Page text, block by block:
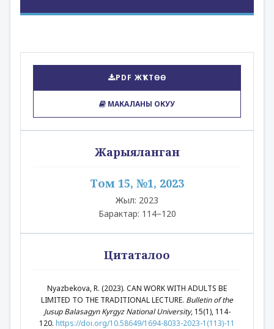
PDF ЖҮКТӨӨ
МАКАЛАНЫ ОКУУ
Жарыяланган
Том 15, №1, 2023
Жыл: 2023
Барактар: 114–120
Цитаталоо
Nyazbekova, R. (2023). CAN WORK WITH ADULTS BE
LIMITED TO THE TRADITIONAL LECTURE. Bulletin of the
Jusup Balasagyn Kyrgyz National University, 15(1), 114-
120. https://doi.org/10.58649/1694-8033-2023-1(113)-11